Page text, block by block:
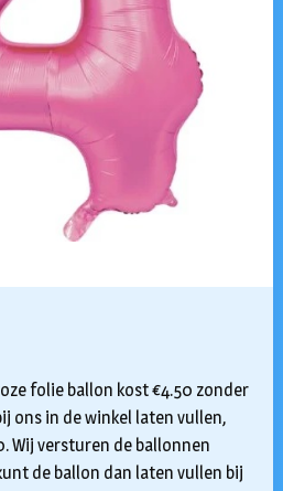
folie ballon kost €4.50 zonder
ons in de winkel laten vullen,
Wij versturen de ballonnen
de ballon dan laten vullen bij